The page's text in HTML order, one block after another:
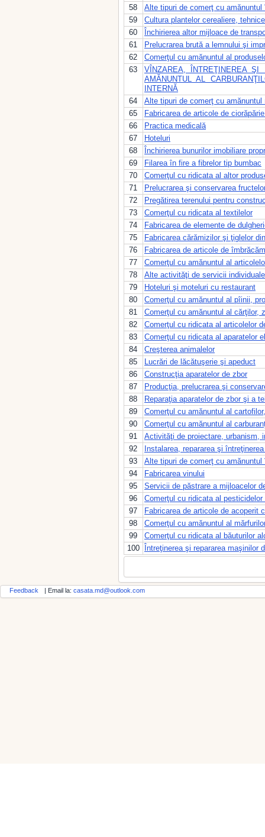
58
Alte tipuri de comerţ cu
59
Cultura plantelor cerealiere,
60
Închirierea altor mijloace de
61
Prelucrarea brută a lemnului şi
62
Comerţul cu amănuntul al
63
VÎNZAREA, ÎNTREŢINEREA ŞI
AMĂNUNTUL AL
INTERNĂ
64
Alte tipuri de comerţ cu
65
Fabricarea de articole de
66
Practica medicală
67
Hoteluri
68
Închirierea bunurilor imobiliare
69
Filarea în fire a fibrelor tip bumbac
70
Comerţul cu ridicata al altor
71
Prelucrarea şi conservarea
72
Pregătirea terenului pentru
73
Comerţul cu ridicata al textilelor
74
Fabricarea de elemente de
75
Fabricarea cărămizilor şi ţiglelor
76
Fabricarea de articole de
77
Comerţul cu amănuntul al
78
Alte activităţi de servicii individuale
79
Hoteluri şi moteluri cu restaurant
80
Comerţul cu amănuntul al pîinii,
81
Comerţul cu amănuntul al cărţilor,
82
Comerţul cu ridicata al articolelor
83
Comerţul cu ridicata al aparatelor
84
Creşterea animalelor
85
Lucrări de lăcătuşerie şi apeduct
86
Construcţia aparatelor de zbor
87
Producţia, prelucrarea şi
88
Reparaţia aparatelor de zbor şi a
89
Comerţul cu amănuntul al
90
Comerţul cu amănuntul al
91
Activităţi de proiectare, urbanism,
92
Instalarea, repararea şi
93
Alte tipuri de comerţ cu
94
Fabricarea vinului
95
Servicii de păstrare a mijloacelor
96
Comerţul cu ridicata al
97
Fabricarea de articole de acoperit
98
Comerţul cu amănuntul al
99
Comerţul cu ridicata al băuturilor
100
Întreţinerea şi repararea maşinilor
Feedback | Email la: casata.md@outlook.com